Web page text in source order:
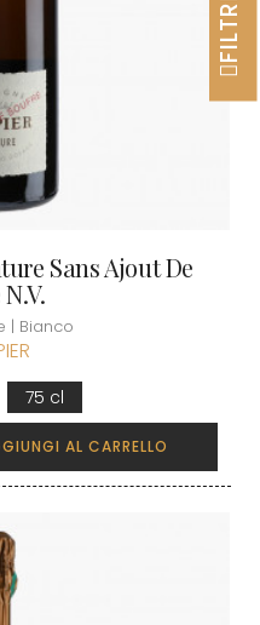
Sans Ajout De
| Bianco
75 cl
AL CARRELLO